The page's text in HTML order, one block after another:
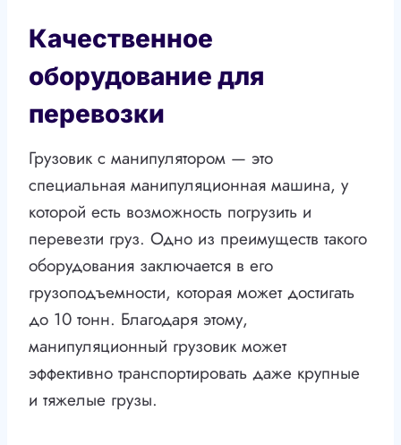
Качественное
оборудование для
перевозки
Грузовик с манипулятором — это
специальная манипуляционная машина, у
которой есть возможность погрузить и
перевезти груз. Одно из преимуществ такого
оборудования заключается в его
грузоподъемности, которая может достигать
до 10 тонн. Благодаря этому,
манипуляционный грузовик может
эффективно транспортировать даже крупные
и тяжелые грузы.